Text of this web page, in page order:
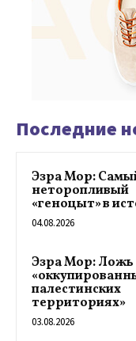
Последние
Эзра Мор:
неторопливый
«геноцыт» в
04.08.2026
Эзра Мор: Ложь
палестинских
территориях»
03.08.2026